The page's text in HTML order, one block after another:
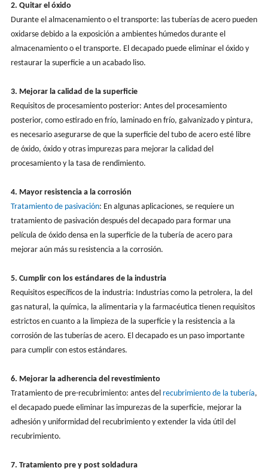
2. Quitar el óxido
Durante el almacenamiento o el transporte: las tuberías de acero pueden
oxidarse debido a la exposición a ambientes húmedos durante el
almacenamiento o el transporte. El decapado puede eliminar el óxido y
restaurar la superficie a un acabado liso.
3. Mejorar la calidad de la superficie
Requisitos de procesamiento posterior: Antes del procesamiento
posterior, como estirado en frío, laminado en frío, galvanizado y pintura,
es necesario asegurarse de que la superficie del tubo de acero esté libre
de óxido, óxido y otras impurezas para mejorar la calidad del
procesamiento y la tasa de rendimiento.
4. Mayor resistencia a la corrosión
Tratamiento de pasivación: En algunas aplicaciones, se requiere un
tratamiento de pasivación después del decapado para formar una
película de óxido densa en la superficie de la tubería de acero para
mejorar aún más su resistencia a la corrosión.
5. Cumplir con los estándares de la industria
Requisitos específicos de la industria: Industrias como la petrolera, la del
gas natural, la química, la alimentaria y la farmacéutica tienen requisitos
estrictos en cuanto a la limpieza de la superficie y la resistencia a la
corrosión de las tuberías de acero. El decapado es un paso importante
para cumplir con estos estándares.
6. Mejorar la adherencia del revestimiento
Tratamiento de pre-recubrimiento: antes del recubrimiento de la tubería,
el decapado puede eliminar las impurezas de la superficie, mejorar la
adhesión y uniformidad del recubrimiento y extender la vida útil del
recubrimiento.
7. Tratamiento pre y post soldadura